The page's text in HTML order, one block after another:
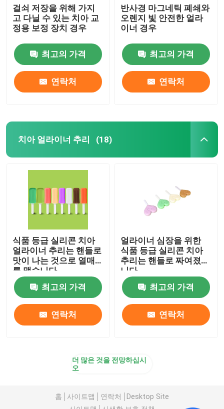
걸쇠 저장을 위해 가지
고 다닐 수 있는 치아 교
정용 보정 장치 경우
최고의 가격
연락처
반사경 마그네틱 폐쇄와
오렌지 빛 안전한 얼라
이너 경우
최고의 가격
연락처
치아 얼라이너 추리 (18)
식품 등급 실리콘 치아
얼라이너 추리는 핸들로
맛이 나는 것으로 열매
를 맺습니다
최고의 가격
연락처
얼라이너 심장을 위한
식품 등급 실리콘 치아
추리는 핸들로 짜여졌습
니다
최고의 가격
연락처
더 많은 것을 전망하십시
오
홈 사이트맵 연락처
Desktop Site